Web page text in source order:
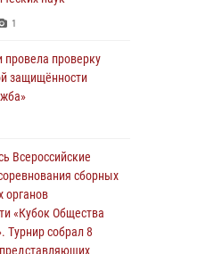
ВДВ
росгвардейцы
Труда
окружной этап
конкурса
среди
охраны
Росгвардейцы
1
провела проверку
защищённости
Всероссийские
сборных
органов
«Кубок Общества
Турнир собрал 8